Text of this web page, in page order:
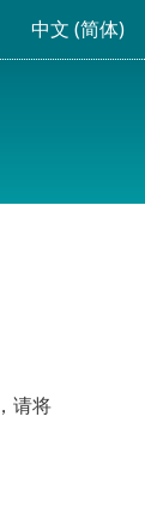
中文 (简体)
请将